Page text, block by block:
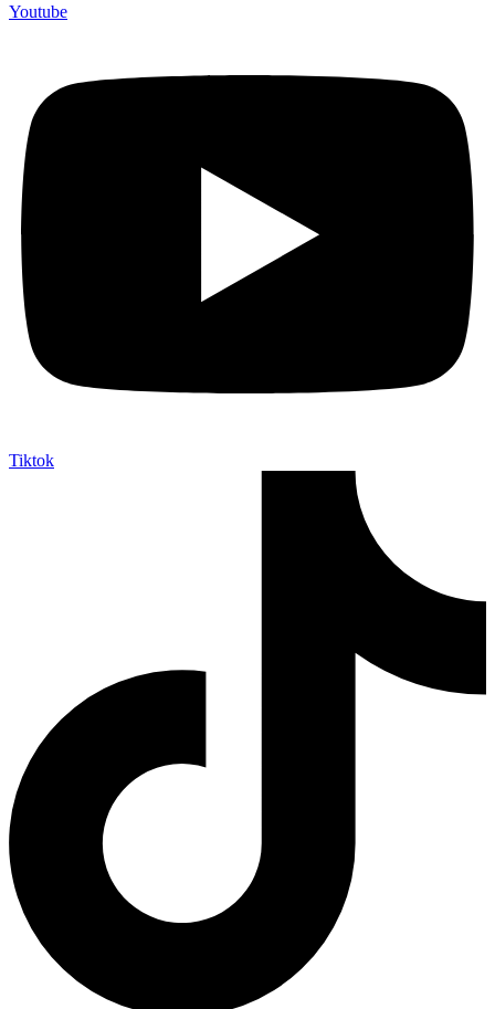
Youtube
Tiktok